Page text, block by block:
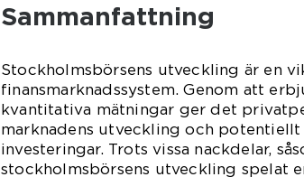
Sammanfattning
Stockholmsbörsens utveckling är en
finansmarknadssystem. Genom att
kvantitativa mätningar ger det
marknadens utveckling och potentiellt
investeringar. Trots vissa nackdelar,
stockholmsbörsens utveckling spelat